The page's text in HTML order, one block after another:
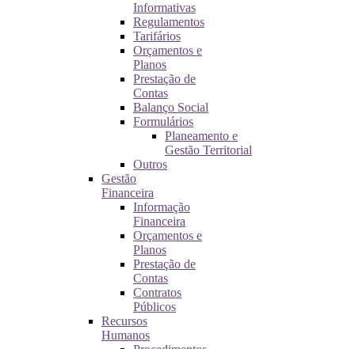
Informativas
Regulamentos
Tarifários
Orçamentos e
Planos
Prestação de
Contas
Balanço Social
Formulários
Planeamento e
Gestão Territorial
Outros
Gestão
Financeira
Informação
Financeira
Orçamentos e
Planos
Prestação de
Contas
Contratos
Públicos
Recursos
Humanos